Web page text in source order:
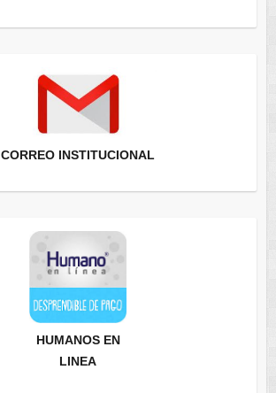
CORREO INSTITUCIONAL
HUMANOS EN
LINEA